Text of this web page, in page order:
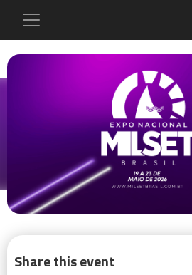
Share this event